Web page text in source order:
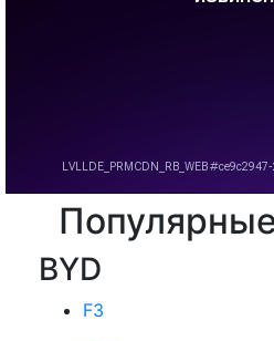
BYD
F3